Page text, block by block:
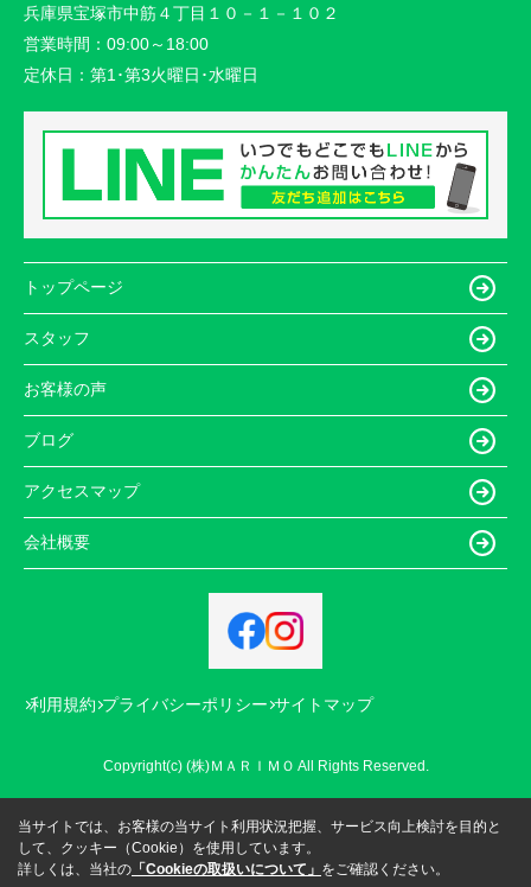
兵庫県宝塚市中筋４丁目１０－１－１０２
営業時間： 09:00～18:00
定休日： 第1･第3火曜日･水曜日
トップページ
スタッフ
お客様の声
ブログ
アクセスマップ
会社概要
利用規約 プライバシーポリシー サイトマップ
Copyright(c) (株)ＭＡＲＩＭＯ All Rights Reserved.
当サイトでは、お客様の当サイト利用状況把握、サービス向上検討を目的と
して、クッキー（Cookie）を使用しています。
詳しくは、当社の 「Cookieの取扱いについて」 をご確認ください。